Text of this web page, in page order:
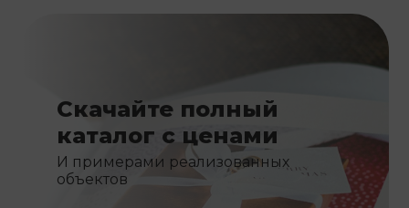
Скачайте полный
каталог с ценами
И примерами реализованных
объектов